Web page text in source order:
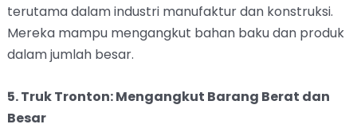
terutama dalam industri manufaktur dan konstruksi.
Mereka mampu mengangkut bahan baku dan produk
dalam jumlah besar.
5. Truk Tronton: Mengangkut Barang Berat dan
Besar